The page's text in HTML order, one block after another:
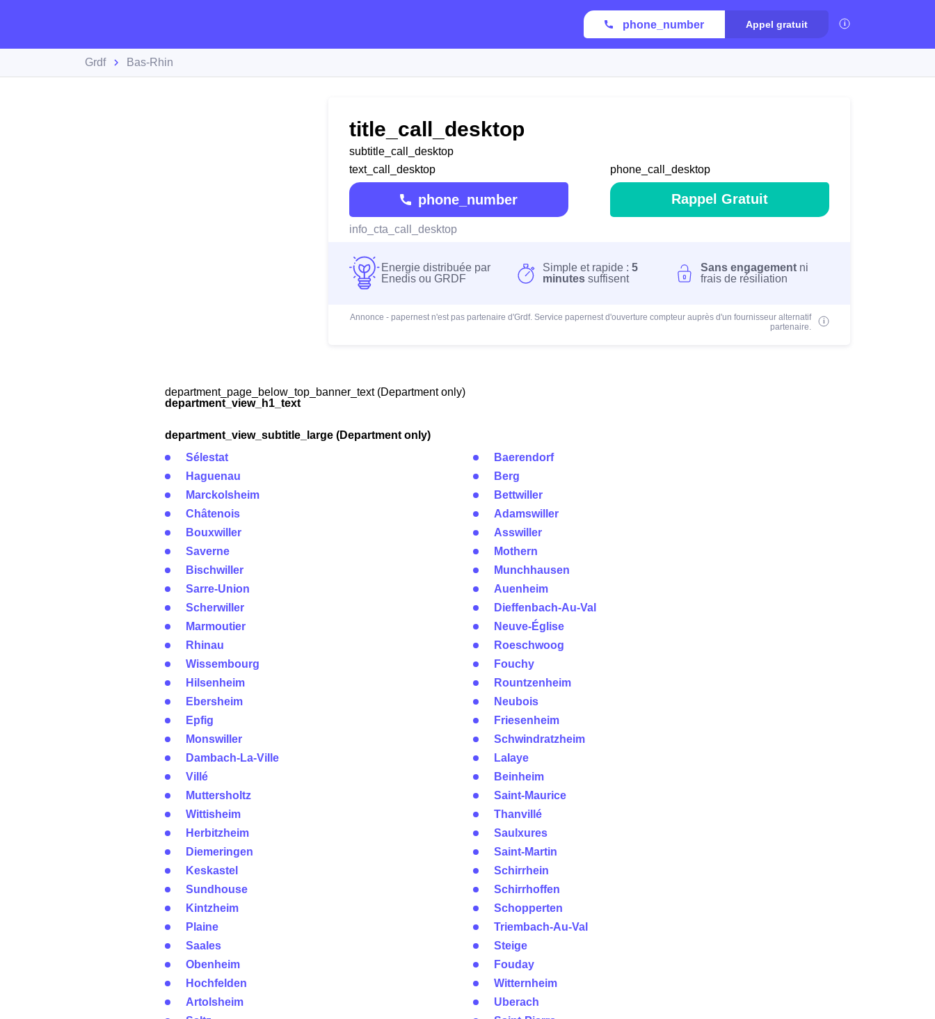
phone_number Appel gratuit
Grdf Bas-Rhin
title_call_desktop
subtitle_call_desktop
text_call_desktop
phone_number
info_cta_call_desktop
phone_call_desktop
Rappel Gratuit
Energie distribuée par
Enedis ou GRDF
Simple et rapide :5
minutes suffisent
Sans engagement ni
frais de résiliation
Annonce - papernest n'est pas partenaire d'Grdf. Service papernest d'ouverture compteur auprès d'un fournisseur alternatif
partenaire.
department_page_below_top_banner_text (Department only)
department_view_h1_text
department_view_subtitle_large (Department only)
Sélestat
Haguenau
Marckolsheim
Châtenois
Bouxwiller
Saverne
Bischwiller
Sarre-Union
Scherwiller
Marmoutier
Rhinau
Wissembourg
Hilsenheim
Ebersheim
Epfig
Monswiller
Dambach-La-Ville
Villé
Muttersholtz
Wittisheim
Herbitzheim
Diemeringen
Keskastel
Sundhouse
Kintzheim
Plaine
Saales
Obenheim
Hochfelden
Artolsheim
Baerendorf
Berg
Bettwiller
Adamswiller
Asswiller
Mothern
Munchhausen
Auenheim
Dieffenbach-Au-Val
Neuve-Église
Roeschwoog
Fouchy
Rountzenheim
Neubois
Friesenheim
Schwindratzheim
Lalaye
Beinheim
Saint-Maurice
Thanvillé
Saulxures
Saint-Martin
Schirrhein
Schirrhoffen
Schopperten
Triembach-Au-Val
Steige
Fouday
Witternheim
Uberach